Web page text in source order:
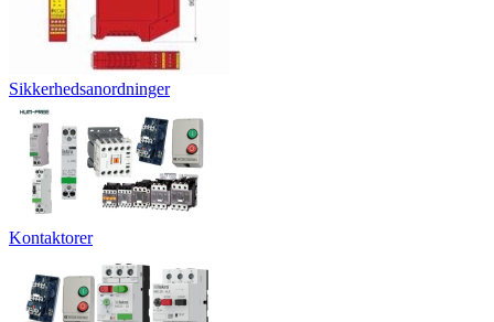
Sikkerhedsanordninger
Kontaktorer